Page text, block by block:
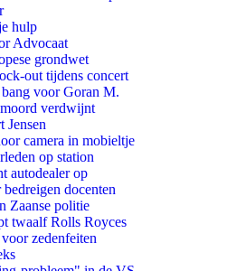
hulp
Advocaat
grondwet
out tijdens concert
voor Goran M.
verdwijnt
Jensen
camera in mobieltje
op station
autodealer op
docenten
Zaanse politie
twaalf Rolls Royces
zedenfeiten